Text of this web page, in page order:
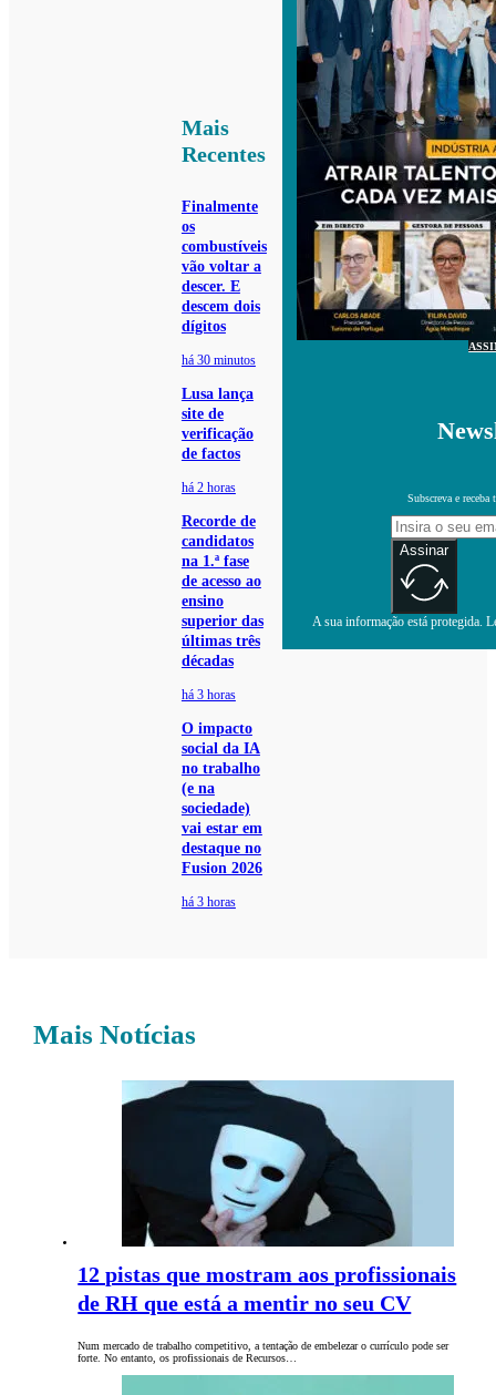
Mais
Recentes
Finalmente
os
combustíveis
vão voltar a
descer. E
descem dois
dígitos
há 30 minutos
Lusa lança
site de
verificação
de factos
há 2 horas
Recorde de
candidatos
na 1.ª fase
de acesso ao
ensino
superior das
últimas três
décadas
há 3 horas
O impacto
social da IA
no trabalho
(e na
sociedade)
vai estar em
destaque no
Fusion 2026
há 3 horas
Subscreva e receba
Assinar
A sua informação está protegida.
Mais Notícias
12 pistas que mostram aos profissionais
de RH que está a mentir no seu CV
Num mercado de trabalho competitivo, a tentação de embelezar o currículo pode ser
forte. No entanto, os profissionais de Recursos…